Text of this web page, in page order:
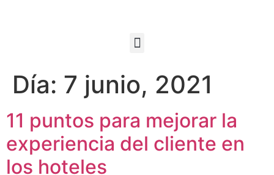
Día: 7 junio, 2021
11 puntos para mejorar la
experiencia del cliente en
los hoteles